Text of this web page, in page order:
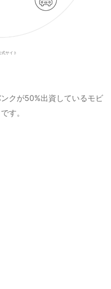
式サイト
クが50%出資しているモビ
す。